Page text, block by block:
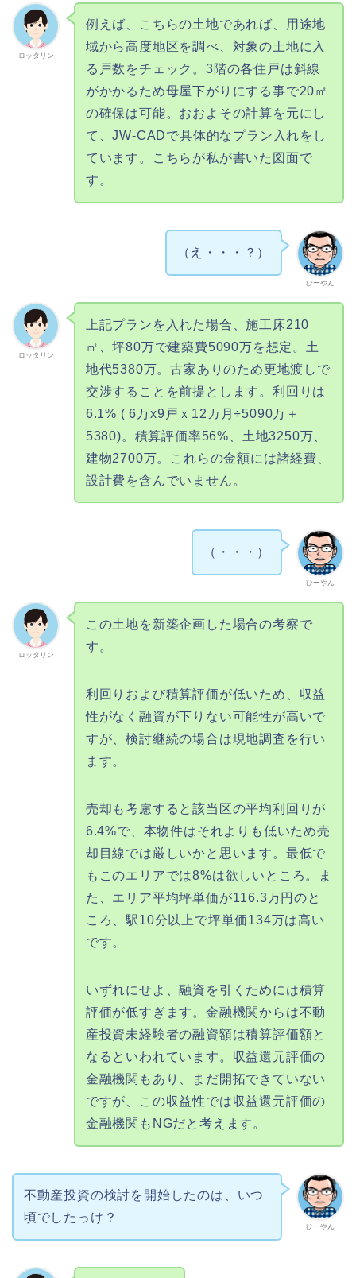
ロッタリン
例えば、こちらの土地であれば、用途地
域から高度地区を調べ、対象の土地に入
る戸数をチェック。3階の各住戸は斜線
がかかるため母屋下がりにする事で20㎡
の確保は可能。おおよその計算を元にし
て、JW-CADで具体的なプラン入れをし
ています。こちらが私が書いた図面で
す。
ひーやん
（え・・・？）
ロッタリン
上記プランを入れた場合、施工床210
㎡、坪80万で建築費5090万を想定。土
地代5380万。古家ありのため更地渡しで
交渉することを前提とします。利回りは
6.1% ( 6万x9戸ｘ12カ月÷5090万＋
5380)。積算評価率56%、土地3250万、
建物2700万。これらの金額には諸経費、
設計費を含んでいません。
ひーやん
（・・・）
ロッタリン
この土地を新築企画した場合の考察で
す。
利回りおよび積算評価が低いため、収益
性がなく融資が下りない可能性が高いで
すが、検討継続の場合は現地調査を行い
ます。
売却も考慮すると該当区の平均利回りが
6.4%で、本物件はそれよりも低いため売
却目線では厳しいかと思います。最低で
もこのエリアでは8%は欲しいところ。ま
た、エリア平均坪単価が116.3万円のと
ころ、駅10分以上で坪単価134万は高い
です。
いずれにせよ、融資を引くためには積算
評価が低すぎます。金融機関からは不動
産投資未経験者の融資額は積算評価額と
なるといわれています。収益還元評価の
金融機関もあり、まだ開拓できていない
ですが、この収益性では収益還元評価の
金融機関もNGだと考えます。
ひーやん
不動産投資の検討を開始したのは、いつ
頃でしたっけ？